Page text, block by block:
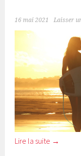
16 mai 2021 Laisser
Lire la suite →